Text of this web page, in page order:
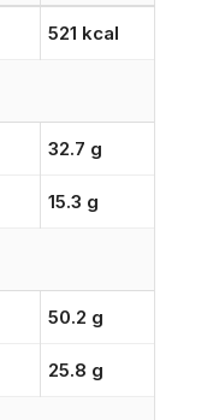
521 kcal
32.7 g
15.3 g
50.2 g
25.8 g